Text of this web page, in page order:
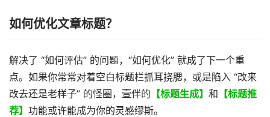
如何优化文章标题？
解决了 “如何评估” 的问题，“如何优化” 就成了下一个重
点。如果你常常对着空白标题栏抓耳挠腮，或是陷入 “改来
改去还是老样子” 的怪圈，壹伴的 【标题生成】 和 【标题推
荐】 功能或许能成为你的灵感缪斯。